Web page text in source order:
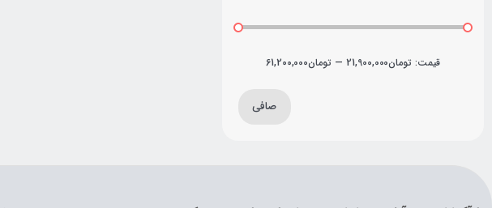
صافی
قيمت: تومان21,900,000 — تومان61,200,000